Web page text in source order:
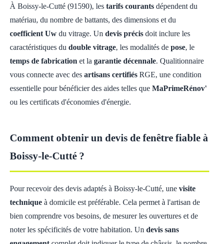
À Boissy-le-Cutté (91590), les tarifs courants dépendent du
matériau, du nombre de battants, des dimensions et du
coefficient Uw du vitrage. Un devis précis doit inclure les
caractéristiques du double vitrage, les modalités de pose, le
temps de fabrication et la garantie décennale. Qualitionnaire
vous connecte avec des artisans certifiés RGE, une condition
essentielle pour bénéficier des aides telles que MaPrimeRénov'
ou les certificats d'économies d'énergie.
Comment obtenir un devis de fenêtre fiable à
Boissy-le-Cutté ?
Pour recevoir des devis adaptés à Boissy-le-Cutté, une visite
technique à domicile est préférable. Cela permet à l'artisan de
bien comprendre vos besoins, de mesurer les ouvertures et de
noter les spécificités de votre habitation. Un devis sans